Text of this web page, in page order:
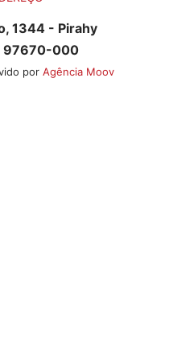
1344 - Pirahy
97670-000
por Agência Moov